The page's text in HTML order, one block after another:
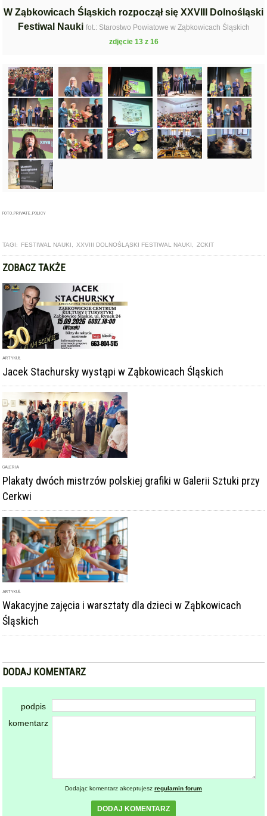
W Ząbkowicach Śląskich rozpoczął się XXVIII Dolnośląski
Festiwal Nauki fot.: Starostwo Powiatowe w Ząbkowicach Śląskich
zdjęcie 13 z 16
FOTO_PRIVATE_POLICY
TAGI: FESTIWAL NAUKI, XXVIII DOLNOŚLĄSKI FESTIWAL NAUKI, ZCKIT
ZOBACZ TAKŻE
ARTYKUŁ
Jacek Stachursky wystąpi w Ząbkowicach Śląskich
GALERIA
Plakaty dwóch mistrzów polskiej grafiki w Galerii Sztuki przy
Cerkwi
ARTYKUŁ
Wakacyjne zajęcia i warsztaty dla dzieci w Ząbkowicach
Śląskich
DODAJ KOMENTARZ
podpis
komentarz
Dodając komentarz akceptujesz regulamin forum
DODAJ KOMENTARZ